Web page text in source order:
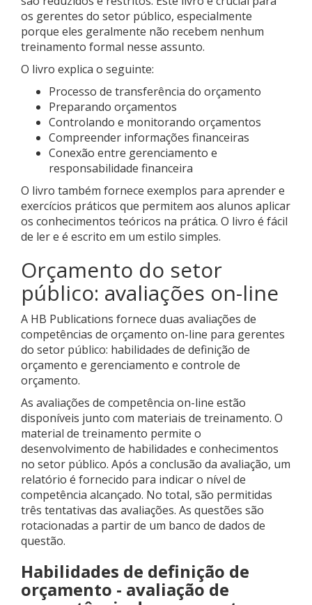
os gerentes do setor público, especialmente
porque eles geralmente não recebem nenhum
treinamento formal nesse assunto.
O livro explica o seguinte:
Processo de transferência do orçamento
Preparando orçamentos
Controlando e monitorando orçamentos
Compreender informações financeiras
Conexão entre gerenciamento e
responsabilidade financeira
O livro também fornece exemplos para aprender e
exercícios práticos que permitem aos alunos aplicar
os conhecimentos teóricos na prática. O livro é fácil
de ler e é escrito em um estilo simples.
Orçamento do setor
público: avaliações on-line
A HB Publications fornece duas avaliações de
competências de orçamento on-line para gerentes
do setor público: habilidades de definição de
orçamento e gerenciamento e controle de
orçamento.
As avaliações de competência on-line estão
disponíveis junto com materiais de treinamento. O
material de treinamento permite o
desenvolvimento de habilidades e conhecimentos
no setor público. Após a conclusão da avaliação, um
relatório é fornecido para indicar o nível de
competência alcançado. No total, são permitidas
três tentativas das avaliações. As questões são
rotacionadas a partir de um banco de dados de
questão.
Habilidades de definição de
orçamento - avaliação de